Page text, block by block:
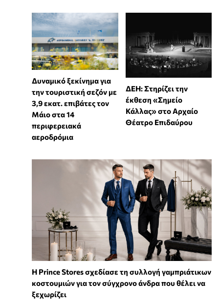
Δυναμικό ξεκίνημα για
την τουριστική σεζόν με
3,9 εκατ. επιβάτες τον
Μάιο στα 14
περιφερειακά
αεροδρόμια
ΔΕΗ: Στηρίζει την
έκθεση «Σημείο
Κάλλας» στο Αρχαίο
Θέατρο Επιδαύρου
Η Prince Stores σχεδίασε τη συλλογή γαμπριάτικων
κοστουμιών για τον σύγχρονο άνδρα που θέλει να
ξεχωρίζει